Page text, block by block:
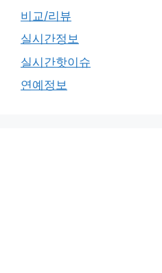
비교/리뷰
실시간정보
실시간핫이슈
연예정보